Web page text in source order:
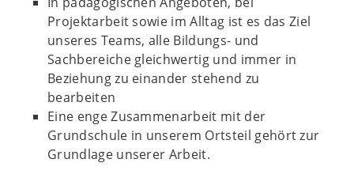
Projektarbeit sowie im Alltag ist es das Ziel
unseres Teams, alle Bildungs- und
Sachbereiche gleichwertig und immer in
Beziehung zu einander stehend zu
bearbeiten
Eine enge Zusammenarbeit mit der
Grundschule in unserem Ortsteil gehört zur
Grundlage unserer Arbeit.